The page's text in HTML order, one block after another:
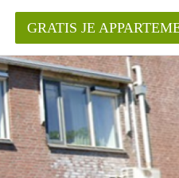
in Groningen?
GRATIS JE